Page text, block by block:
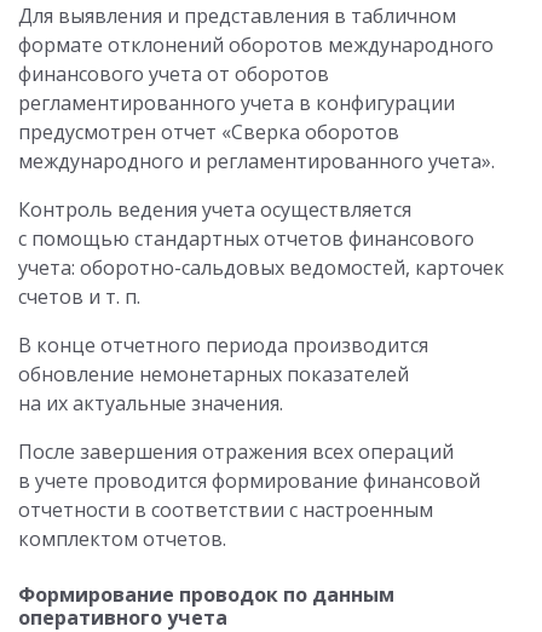
Для выявления и представления в табличном
формате отклонений оборотов международного
финансового учета от оборотов
регламентированного учета в конфигурации
предусмотрен отчет «Сверка оборотов
международного и регламентированного учета».
Контроль ведения учета осуществляется
с помощью стандартных отчетов финансового
учета: оборотно-сальдовых ведомостей, карточек
счетов и т. п.
В конце отчетного периода производится
обновление немонетарных показателей
на их актуальные значения.
После завершения отражения всех операций
в учете проводится формирование финансовой
отчетности в соответствии с настроенным
комплектом отчетов.
Формирование проводок по данным
оперативного учета